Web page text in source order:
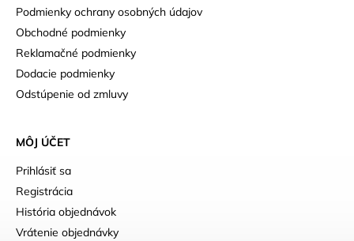
Podmienky ochrany osobných údajov
Obchodné podmienky
Reklamačné podmienky
Dodacie podmienky
Odstúpenie od zmluvy
MÔJ ÚČET
Prihlásiť sa
Registrácia
História objednávok
Vrátenie objednávky